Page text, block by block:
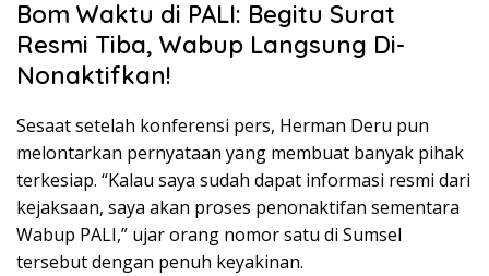
Bom Waktu di PALI: Begitu Surat
Resmi Tiba, Wabup Langsung Di-
Nonaktifkan!
Sesaat setelah konferensi pers, Herman Deru pun
melontarkan pernyataan yang membuat banyak pihak
terkesiap. “Kalau saya sudah dapat informasi resmi dari
kejaksaan, saya akan proses penonaktifan sementara
Wabup PALI,” ujar orang nomor satu di Sumsel
tersebut dengan penuh keyakinan.